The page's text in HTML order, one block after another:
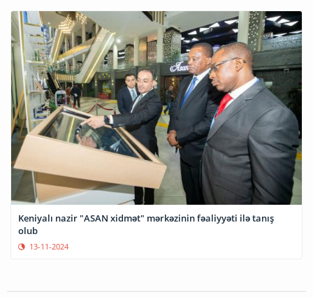
Keniyalı nazir "ASAN xidmət" mərkəzinin fəaliyyəti ilə tanış
olub
13-11-2024